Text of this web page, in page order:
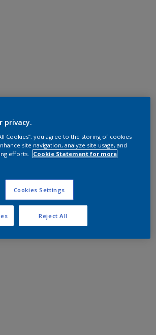
privacy.
Cookies”, you agree to the storing of cookies
site navigation, analyze site usage, and
efforts.
Cookie Statement for more
Cookies Settings
Reject All